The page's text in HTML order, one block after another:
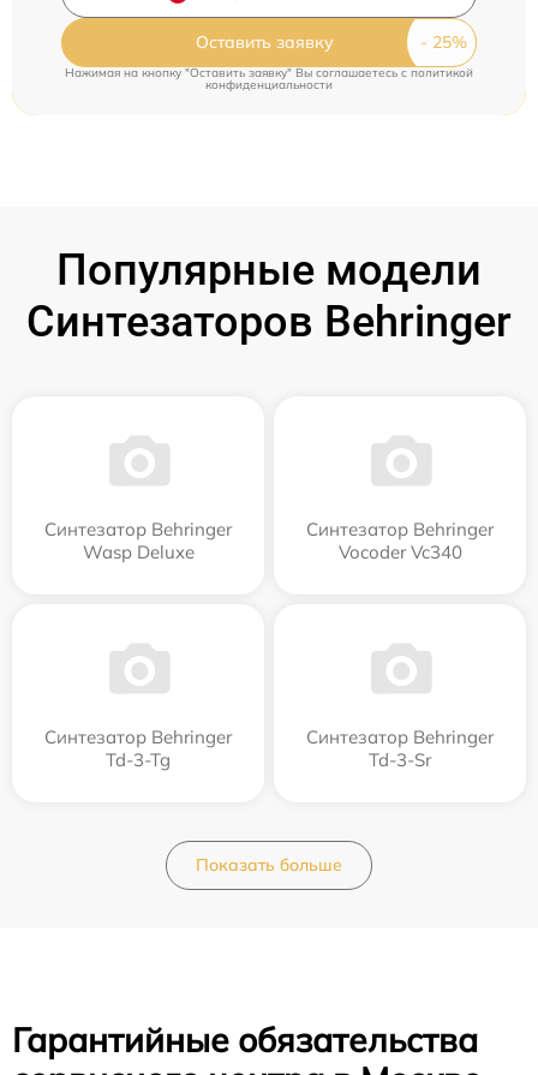
Оставить заявку
Нажимая на кнопку "Оставить заявку" Вы соглашаетесь cполитикой
конфиденциальности
Популярные модели
Синтезаторов Behringer
Синтезатор Behringer
Wasp Deluxe
Синтезатор Behringer
Vocoder Vc340
Синтезатор Behringer
Td-3-Tg
Синтезатор Behringer
Td-3-Sr
Показать больше
Гарантийные обязательства